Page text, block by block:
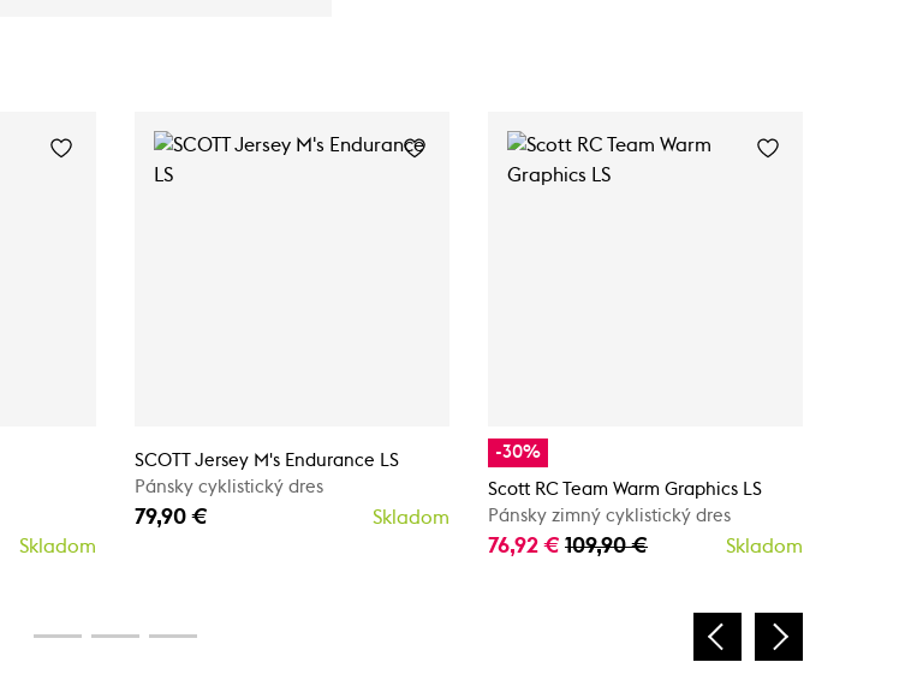
Skladom
SCOTT Jersey M's Endurance LS
Pánsky cyklistický dres
79,90 € Skladom
-30%
Scott RC Team Warm Graphics LS
Pánsky zimný cyklistický dres
76,92 € 109,90 € Skladom